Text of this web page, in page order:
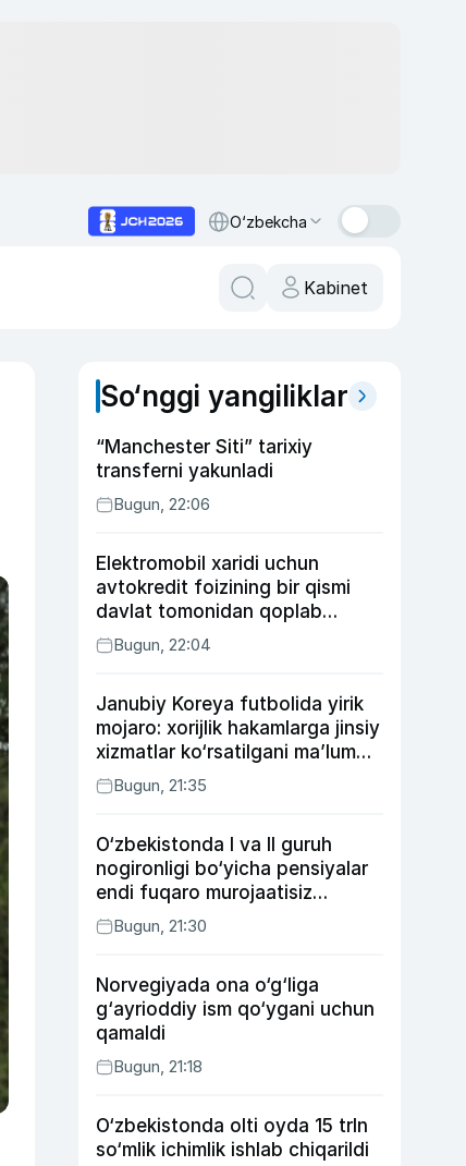
O‘zbekcha
Kabinet
So‘nggi yangiliklar
“Manchester Siti” tarixiy
transferni yakunladi
Bugun, 22:06
Elektromobil xaridi uchun
avtokredit foizining bir qismi
davlat tomonidan qoplab
berilishi mumkin
Bugun, 22:04
Janubiy Koreya futbolida yirik
mojaro: xorijlik hakamlarga jinsiy
xizmatlar ko‘rsatilgani ma’lum
qilindi
Bugun, 21:35
O‘zbekistonda I va II guruh
nogironligi bo‘yicha pensiyalar
endi fuqaro murojaatisiz
tayinlanishi mumkin
Bugun, 21:30
Norvegiyada ona o‘g‘liga
g‘ayrioddiy ism qo‘ygani uchun
qamaldi
Bugun, 21:18
O‘zbekistonda olti oyda 15 trln
so‘mlik ichimlik ishlab chiqarildi